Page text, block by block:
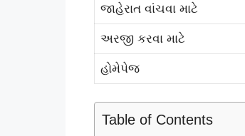
જાહેરાત વાંચવા માટે
અરજી કરવા માટે
હોમેપેજ
Table of Contents